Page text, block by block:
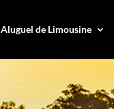
Aluguel de Limousine